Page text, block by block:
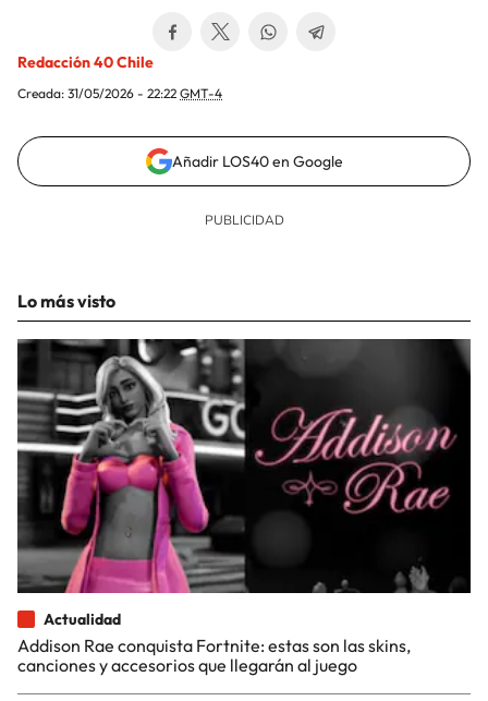
Redacción 40 Chile
Creada: 31/05/2026 - 22:22 GMT-4
Añadir LOS40 en Google
Lo más visto
Actualidad
Addison Rae conquista Fortnite: estas son las skins,
canciones y accesorios que llegarán al juego